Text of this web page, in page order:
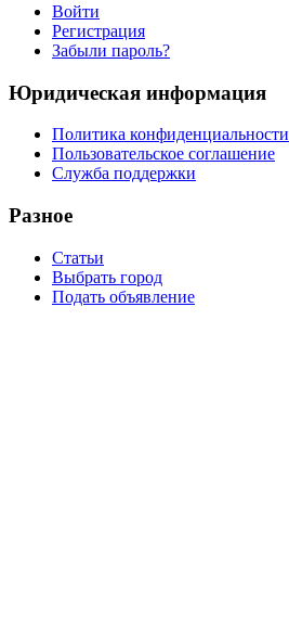
Войти
Регистрация
Забыли пароль?
Юридическая информация
Политика конфиденциальности
Пользовательское соглашение
Служба поддержки
Разное
Статьи
Выбрать город
Подать объявление